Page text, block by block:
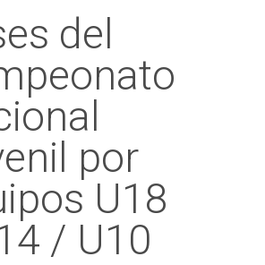
del
por
U18
/ U10